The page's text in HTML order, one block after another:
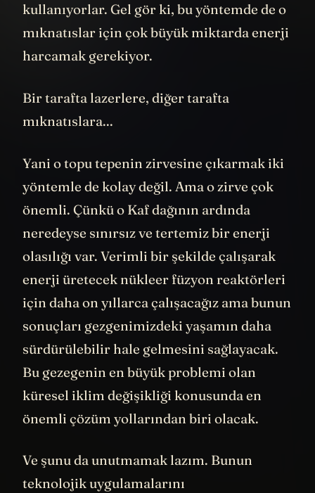
kullanıyorlar. Gel gör ki, bu yöntemde de o
mıknatıslar için çok büyük miktarda enerji
harcamak gerekiyor.
Bir tarafta lazerlere, diğer tarafta
mıknatıslara...
Yani o topu tepenin zirvesine çıkarmak iki
yöntemle de kolay değil. Ama o zirve çok
önemli. Çünkü o Kaf dağının ardında
neredeyse sınırsız ve tertemiz bir enerji
olasılığı var. Verimli bir şekilde çalışarak
enerji üretecek nükleer füzyon reaktörleri
için daha on yıllarca çalışacağız ama bunun
sonuçları gezgenimizdeki yaşamın daha
sürdürülebilir hale gelmesini sağlayacak.
Bu gezegenin en büyük problemi olan
küresel iklim değişikliği konusunda en
önemli çözüm yollarından biri olacak.
Ve şunu da unutmamak lazım. Bunun
teknolojik uygulamalarını